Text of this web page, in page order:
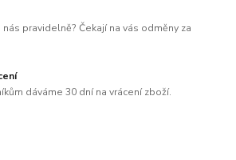
pravidelně? Čekají na vás odměny za
dáváme 30 dní na vrácení zboží.